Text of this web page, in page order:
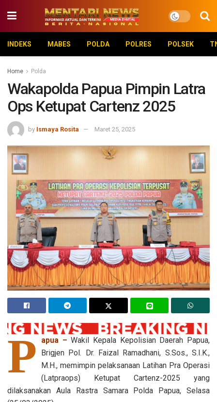
INDEKS MABES POLDA POLRES POLSEK
Home Polda
Wakapolda Papua Pimpin Latra
Ops Ketupat Cartenz 2025
by Ismaya Rosita Maret 25, 2025
P apua – Wakil Kepala Kepolisian Daerah Papua,
Brigjen Pol. Dr. Faizal Ramadhani, S.Sos., S.I.K.,
M.H., memimpin pelaksanaan Latihan Pra Operasi
(Latpraops) Ketupat Cartenz-2025 yang
dilaksanakan Aula Rastra Samara Polda Papua, Selasa